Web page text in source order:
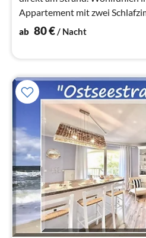
Appartement mit zwei Schlafzimmern, Meerblick, Sauna
& W-LAN gratis.
ab 80€/ Nacht